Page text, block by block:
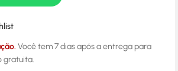
Você tem 7 dias após a entrega para
gratuita.